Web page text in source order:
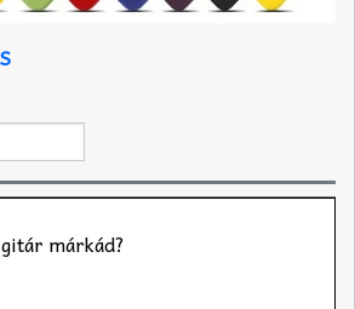
márkád?